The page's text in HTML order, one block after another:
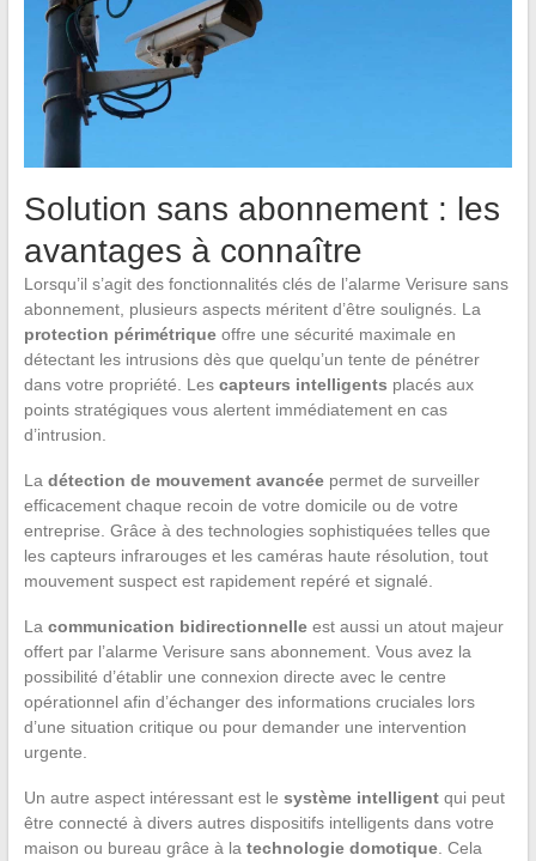
Solution sans abonnement : les
avantages à connaître
Lorsqu’il s’agit des fonctionnalités clés de l’alarme Verisure sans
abonnement, plusieurs aspects méritent d’être soulignés. La
protection périmétriqueoffre une sécurité maximale en
détectant les intrusions dès que quelqu’un tente de pénétrer
dans votre propriété. Les capteurs intelligents placés aux
points stratégiques vous alertent immédiatement en cas
d’intrusion.
La détection de mouvement avancéepermet de surveiller
efficacement chaque recoin de votre domicile ou de votre
entreprise. Grâce à des technologies sophistiquées telles que
les capteurs infrarouges et les caméras haute résolution, tout
mouvement suspect est rapidement repéré et signalé.
La communication bidirectionnelleest aussi un atout majeur
offert par l’alarme Verisure sans abonnement. Vous avez la
possibilité d’établir une connexion directe avec le centre
opérationnel afin d’échanger des informations cruciales lors
d’une situation critique ou pour demander une intervention
urgente.
Un autre aspect intéressant est le système intelligentqui peut
être connecté à divers autres dispositifs intelligents dans votre
maison ou bureau grâce à la technologie domotique. Cela